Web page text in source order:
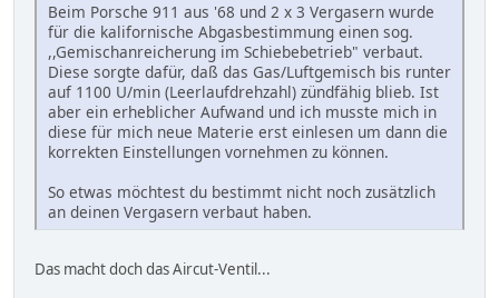
Beim Porsche 911 aus '68 und 2 x 3 Vergasern wurde
für die kalifornische Abgasbestimmung einen sog.
,,Gemischanreicherung im Schiebebetrieb" verbaut.
Diese sorgte dafür, daß das Gas/Luftgemisch bis runter
auf 1100 U/min (Leerlaufdrehzahl) zündfähig blieb. Ist
aber ein erheblicher Aufwand und ich musste mich in
diese für mich neue Materie erst einlesen um dann die
korrekten Einstellungen vornehmen zu können.
So etwas möchtest du bestimmt nicht noch zusätzlich
an deinen Vergasern verbaut haben.
Das macht doch das Aircut-Ventil...